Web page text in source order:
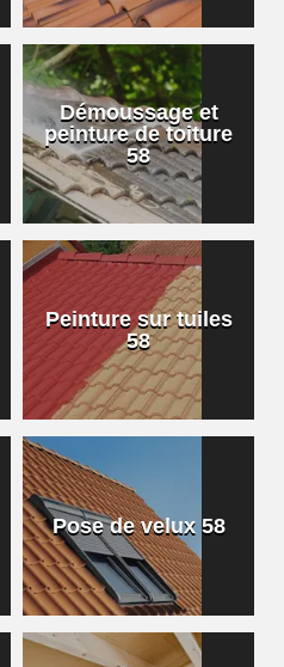
Démoussage et
peinture de toiture
58
Peinture sur tuiles
58
Pose de velux 58